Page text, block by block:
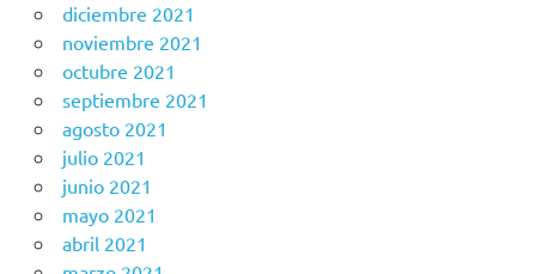
diciembre 2021
noviembre 2021
octubre 2021
septiembre 2021
agosto 2021
julio 2021
junio 2021
mayo 2021
abril 2021